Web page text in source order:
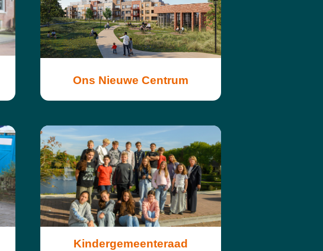
Ons Nieuwe Centrum
Kindergemeenteraad